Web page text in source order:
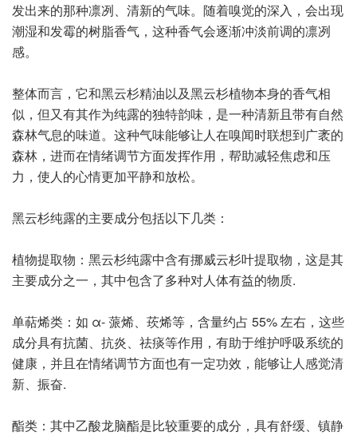
发出来的那种凛冽、清新的气味。随着嗅觉的深入，会出现
潮湿和发霉的树脂香气，这种香气会逐渐冲淡前调的凛冽
感。
整体而言，它和黑云杉精油以及黑云杉植物本身的香气相
似，但又有其作为纯露的独特韵味，是一种清新且带有自然
森林气息的味道。这种气味能够让人在嗅闻时联想到广袤的
森林，进而在情绪调节方面发挥作用，帮助减轻焦虑和压
力，使人的心情更加平静和放松。
黑云杉纯露的主要成分包括以下几类：
植物提取物：黑云杉纯露中含有挪威云杉叶提取物，这是其
主要成分之一，其中包含了多种对人体有益的物质.
单萜烯类：如 α- 蒎烯、莰烯等，含量约占 55% 左右，这些
成分具有抗菌、抗炎、祛痰等作用，有助于维护呼吸系统的
健康，并且在情绪调节方面也有一定功效，能够让人感觉清
新、振奋.
酯类：其中乙酸龙脑酯是比较重要的成分，具有舒缓、镇静